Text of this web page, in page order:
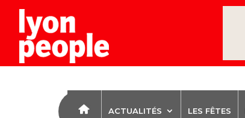
ACTUALITÉS LES FÊTES